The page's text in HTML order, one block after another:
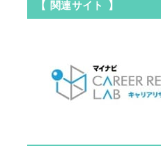
【 関連サイト 】